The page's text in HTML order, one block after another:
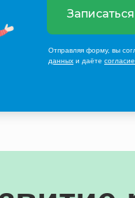
Отправляя форму, вы
данных и даёте